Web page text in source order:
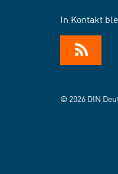
In Kontakt
© 2026 DIN